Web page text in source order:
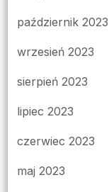
październik 2023
wrzesień 2023
sierpień 2023
lipiec 2023
czerwiec 2023
maj 2023